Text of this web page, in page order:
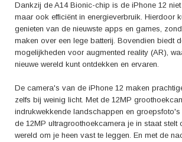
veelzijdige smartphone, de iPhone 12 zal je niet
Dankzij de A14 Bionic-chip is de iPhone 12
maar ook efficiënt in energieverbruik. Hierdoor
genieten van de nieuwste apps en games,
maken over een lege batterij. Bovendien biedt
mogelijkheden voor augmented reality (AR),
nieuwe wereld kunt ontdekken en ervaren.
De camera's van de iPhone 12 maken
zelfs bij weinig licht. Met de 12MP
indrukwekkende landschappen en groepsfoto's
de 12MP ultragroothoekcamera je in staat stelt
wereld om je heen vast te leggen. En met de